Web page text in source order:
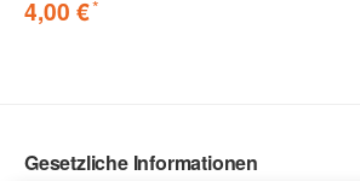
4,00 €*
Gesetzliche Informationen